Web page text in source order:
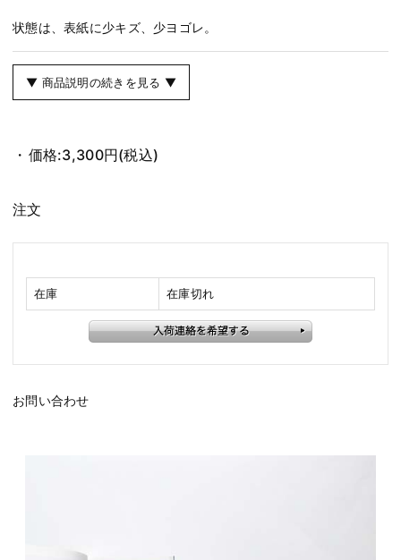
状態は、表紙に少キズ、少ヨゴレ。
▼ 商品説明の続きを見る ▼
価格:3,300円(税込)
注文
在庫 在庫切れ
お問い合わせ